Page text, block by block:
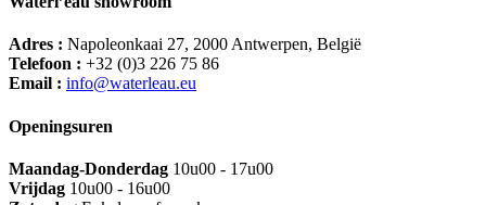
Adres : Napoleonkaai 27, 2000 Antwerpen, België
Telefoon : +32 (0)3 226 75 86
Email : info@waterleau.eu
Openingsuren
Maandag-Donderdag 10u00 - 17u00
Vrijdag 10u00 - 16u00